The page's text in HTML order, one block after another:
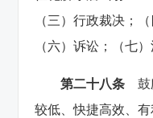
（三）行政裁决；
（六）诉讼；（七
第二十八条 鼓
较低、快捷高效、